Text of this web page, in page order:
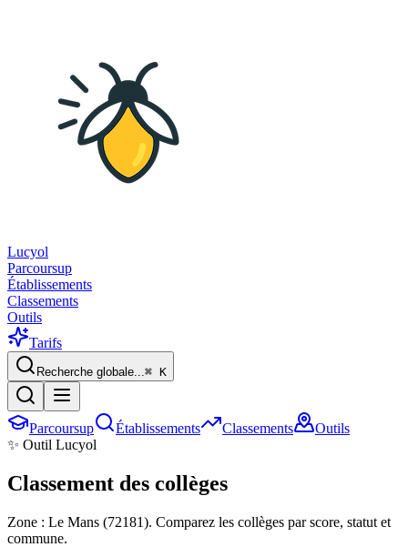
Lucyol
Parcoursup
Établissements
Classements
Outils
Tarifs
Recherche globale...⌘ K
Parcoursup Établissements Classements
Outils
✨ Outil Lucyol
Classement des collèges
Zone : Le Mans (72181). Comparez les collèges par score, statut et
commune.